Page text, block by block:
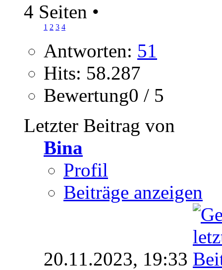
4 Seiten •
1 2 3 4
Antworten: 51
Hits: 58.287
Bewertung0 / 5
Letzter Beitrag von
Bina
Profil
Beiträge anzeigen
20.11.2023, 19:33